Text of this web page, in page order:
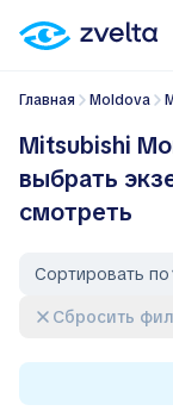
Главная Moldova
Mitsubishi
выбрать
смотреть
Сортировать по
Сбросить